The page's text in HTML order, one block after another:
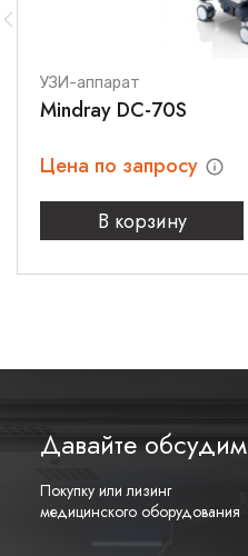
УЗИ-аппарат
Mindray DC-70S
Цена по запросу
В корзину
Давайте обсудим
Покупку или лизинг
медицинского оборудования